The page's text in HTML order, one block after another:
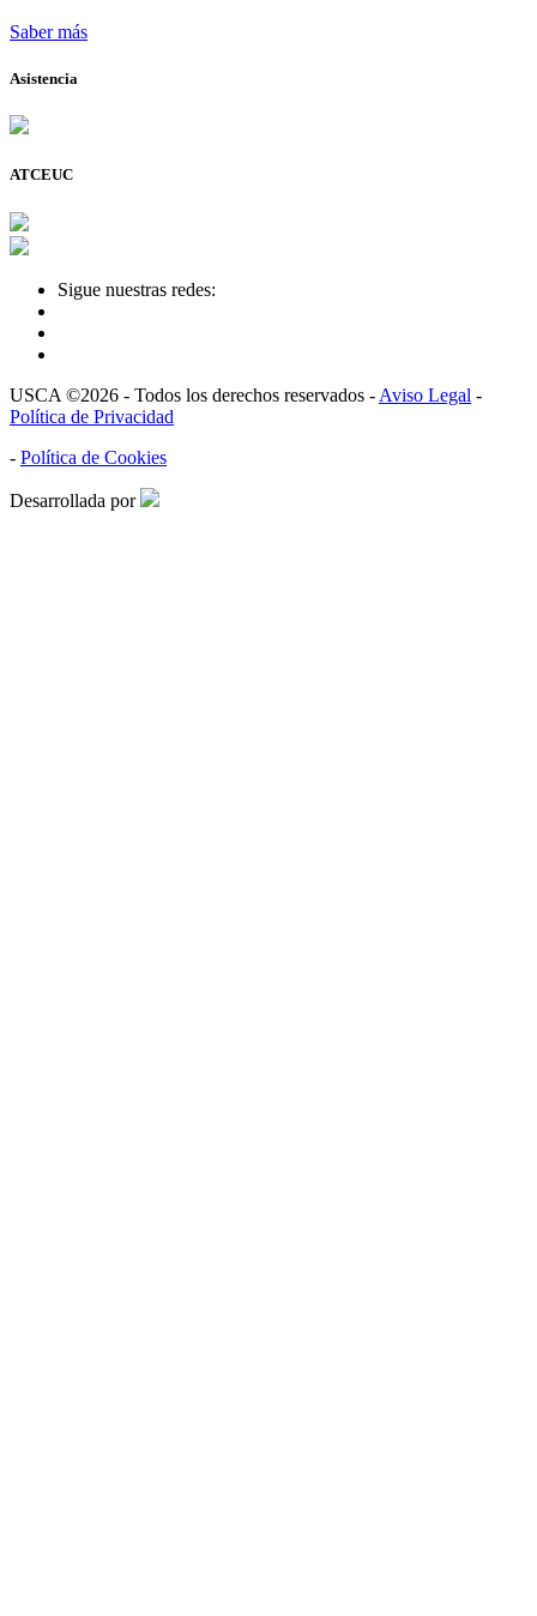
Saber más
Asistencia
ATCEUC
Sigue nuestras redes:
USCA ©2026 - Todos los derechos reservados - Aviso Legal -
Política de Privacidad
- Política de Cookies
Desarrollada por